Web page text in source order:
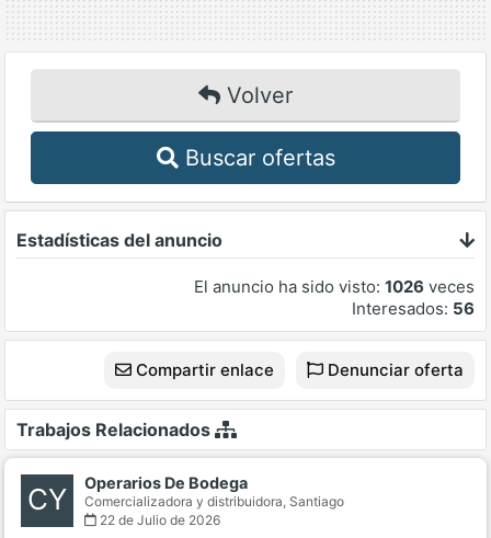
Volver
Buscar ofertas
Estadísticas del anuncio
El anuncio ha sido visto: 1026 veces
Interesados: 56
Compartir enlace Denunciar oferta
Trabajos Relacionados
CY Operarios De Bodega
Comercializadora y distribuidora, Santiago
22 de Julio de 2026